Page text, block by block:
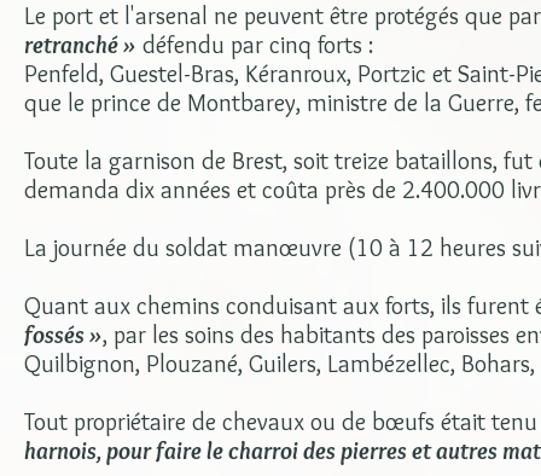
Le port et l'arsenal ne peuvent être protégés que
retranché » défendu par cinq forts :
Penfeld, Guestel-Bras, Kéranroux, Portzic et Saint-
que le prince de Montbarey, ministre de la Guerre,
Toute la garnison de Brest, soit treize bataillons,
demanda dix années et coûta près de 2.400.000
La journée du soldat manœuvre (10 à 12 heures
Quant aux chemins conduisant aux forts, ils furent
fossés », par les soins des habitants des paroisses
Quilbignon, Plouzané, Guilers, Lambézellec,
Tout propriétaire de chevaux ou de bœufs était
harnois, pour faire le charroi des pierres et autres